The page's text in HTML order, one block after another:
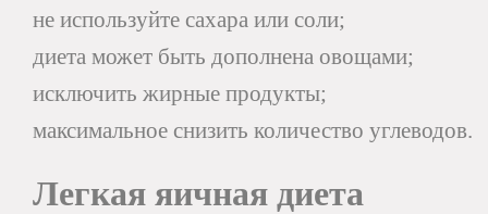
не используйте сахара или соли;
диета может быть дополнена овощами;
исключить жирные продукты;
максимальное снизить количество углеводов.
Легкая яичная диета